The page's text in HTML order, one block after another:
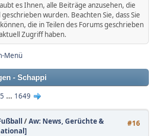
es Ihnen, alle Beiträge anzusehen, die
wurden. Beachten Sie, dass Sie
die in Teilen des Forums geschrieben
Zugriff haben.
Menü
- Schappi
5 ... 1649
#16
/Aw: News, Gerüchte &